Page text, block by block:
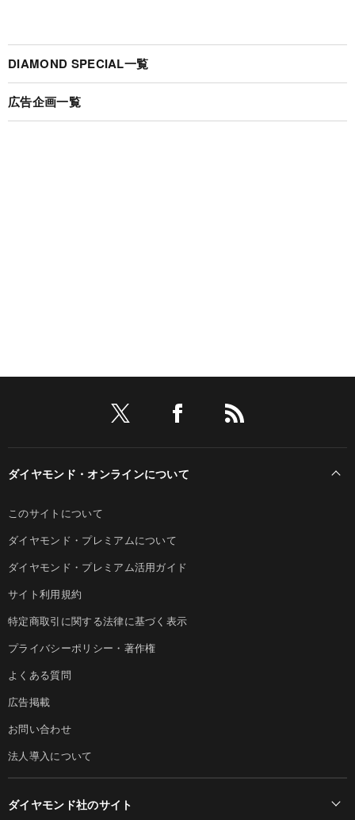
DIAMOND SPECIAL一覧
広告企画一覧
ダイヤモンド・オンラインについて
このサイトについて
ダイヤモンド・プレミアムについて
ダイヤモンド・プレミアム活用ガイド
サイト利用規約
特定商取引に関する法律に基づく表示
プライバシーポリシー・著作権
よくある質問
広告掲載
お問い合わせ
法人導入について
ダイヤモンド社のサイト